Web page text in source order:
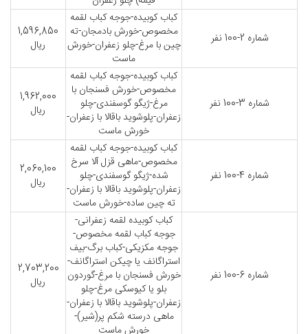
شماره 2-100 نفر
کباب کوبیده-جوجه کباب لقمه
مخصوص-خورش بادمجان-ته
چین با مرغ-چلو زعفران-خورش
ماست
1,596,850
ریال
شماره 3-100 نفر
کباب کوبیده-جوجه کباب لقمه
مخصوص-خورش فسنجان با
مرغ-ژیگو گوسفندی-چلو
زعفران-پلوشوید باقالا با زعفران-
خورش ماست
1,962,000
ریال
شماره 4-100 نفر
کباب کوبیده-جوجه کباب لقمه
مخصوص-ماهی قزل آلا سرخ
شده-ژیگو گوسفندی-چلو
زعفران-پلوشوید باقالا با زعفران-
ته چین ساده-خورش ماست
2,060,100
ریال
شماره 6-100 نفر
کباب کوبیده لقمه زعفرانی-
جوجه کباب لقمه مخصوص-
جوجه مکزیکی-کباب برگ-بیف
استراگانف یا چیکن استراگانف-
خورش فسنجان با مرغ-گوردون
بلو یا کیوسکی مرغ-چلو
زعفران-پلوشوید باقالا با زعفران-
ماهی درسته شکم پر(شیر)-
2,703,200
ریال